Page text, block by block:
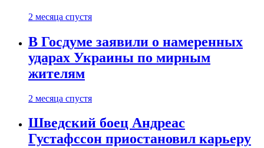
2 месяца спустя
В Госдуме заявили о намеренных
ударах Украины по мирным
жителям
2 месяца спустя
Шведский боец Андреас
Густафссон приостановил карьеру